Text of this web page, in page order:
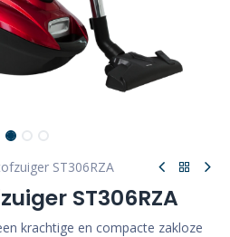
ST306RZA
ST306RZA
krachtige en compacte zakloze